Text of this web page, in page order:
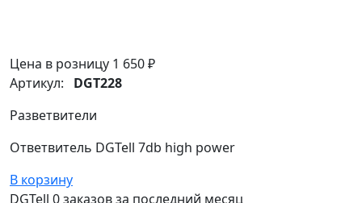
Цена в розницу 1 650 ₽
Артикул: DGT228
Разветвители
Ответвитель DGTell 7db high power
В корзину
DGTell 0 заказовза последний месяц